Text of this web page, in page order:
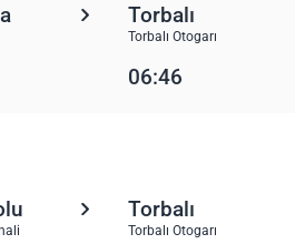
Torbalı
Torbalı Otogarı
06:46
Torbalı
Torbalı Otogarı